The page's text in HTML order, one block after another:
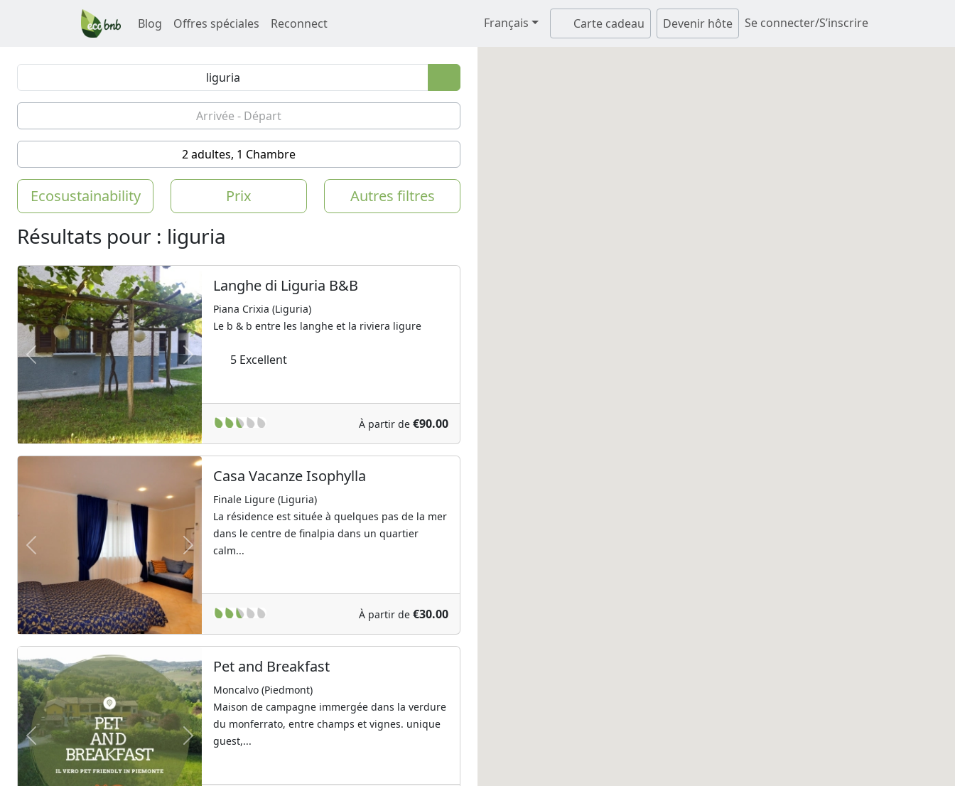
Blog Offres spéciales Reconnect Français Carte cadeau Devenir hôte Se connecter/S’inscrire
2 adultes, 1 Chambre
Ecosustainability Prix Autres filtres
Résultats pour : liguria
Previous Next
Langhe di Liguria B&B
Piana Crixia (Liguria)
Le b & b entre les langhe et la riviera ligure
5 Excellent
À partir de €90.00
Previous Next
Casa Vacanze Isophylla
Finale Ligure (Liguria)
La résidence est située à quelques pas de la mer
dans le centre de finalpia dans un quartier
calm...
À partir de €30.00
Previous Next
Pet and Breakfast
Moncalvo (Piedmont)
Maison de campagne immergée dans la verdure
du monferrato, entre champs et vignes. unique
guest,...